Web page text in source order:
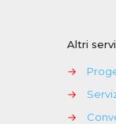
Altri
→
→
→